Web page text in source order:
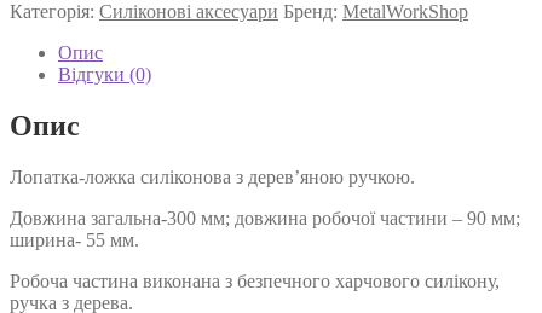
Категорія: Силіконові аксесуари Бренд: MetalWorkShop
Опис
Відгуки (0)
Опис
Лопатка-ложка силіконова з дерев’яною ручкою.
Довжина загальна-300 мм; довжина робочої частини – 90 мм;
ширина- 55 мм.
Робоча частина виконана з безпечного харчового силікону,
ручка з дерева.